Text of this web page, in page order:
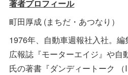
著者プロフィール
町田厚成 (まちだ・あつなり）
1976年、自動車週報社入社。
広報誌『モーターエイジ』や自
氏の著書『ダンディートーク